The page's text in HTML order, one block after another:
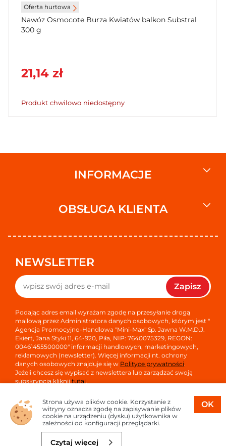
Oferta hurtowa
Nawóz Osmocote Burza Kwiatów balkon Substral
300 g
21,14 zł
Produkt chwilowo niedostępny
INFORMACJE
OBSŁUGA KLIENTA
NEWSLETTER
Zapisz
Podając adres email wyrażam zgodę na przesyłanie drogą
mailową przez Administratora danych osobowych, którym jest "
Agencja Promocyjno-Handlowa "Mini-Max" Sp. Jawna W.M.D.J.
Ekiert, Jana Styki 11, 64-920, Piła, NIP: 7640075329, REGON:
00461455500000" informacji handlowych, marketingowych,
reklamowych (newsletter). Więcej informacji nt. ochrony
danych osobowych znajduje się w Polityce prywatności.
Jeżeli chcesz się wypisać z newslettera lub zarządzać swoją
subskrypcją kliknijtutaj.
Copyright © 2026
Oprogramowanie sklepu:
Projekt i strony:
OK
Strona używa plików cookie. Korzystanie z
witryny oznacza zgodę na zapisywanie plików
cookie na urządzeniu (dysku) użytkownika w
zależności od konfiguracji przeglądarki.
Czytaj więcej